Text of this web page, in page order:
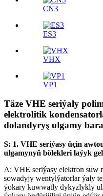
CN3
ES3
VHX
VP1
Täze VHE seriýaly
elektrolitik
dolandyryş ulgamy
S: 1. VHE seriýasy üçin
ulgamynyň bölekleri laýyk
A: VHE seriýasy elektron suw
sowadyjy wentylýatorlar ýaly
ýokary kuwwatly dykyzlykly